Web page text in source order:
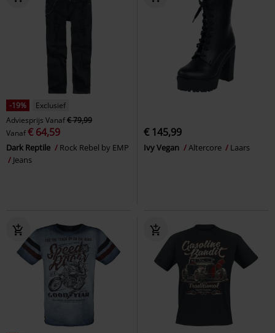
-19%
Exclusief
Adviesprijs Vanaf€ 79,99
Vanaf€ 64,59
Dark Reptile
Rock Rebel by EMP
Jeans
€ 145,99
Ivy Vegan Altercore Laars